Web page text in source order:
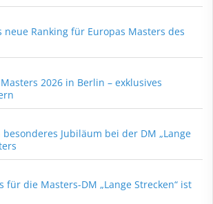
Ranking für Europas Masters des
2026 in Berlin – exklusives
Jubiläum bei der DM „Lange
für die Masters-DM „Lange Strecken“ ist